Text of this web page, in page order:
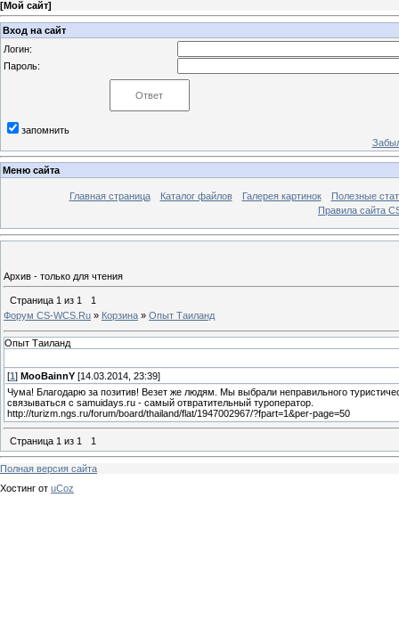
[Мой сайт]
Вход на сайт
Логин:
Пароль:
запомнить
Меню сайта
Главная страница Каталог файлов Галерея картинок
Полезные
Правила сайта
Архив - только для чтения
Страница 1 из 1
1
Форум CS-WCS.Ru » Корзина » Опыт Таиланд
Опыт Таиланд
[1 ] MooBainnY [14.03.2014, 23:39]
Чума! Благодарю за позитив! Везет же людям. Мы выбрали неправильного
связываться с samuidays.ru - самый отвратительный туроператор.
http://turizm.ngs.ru/forum/board/thailand/flat/1947002967/?fpart=1&per-page=50
Страница 1 из 1 1
Полная версия сайта
Хостинг от uCoz